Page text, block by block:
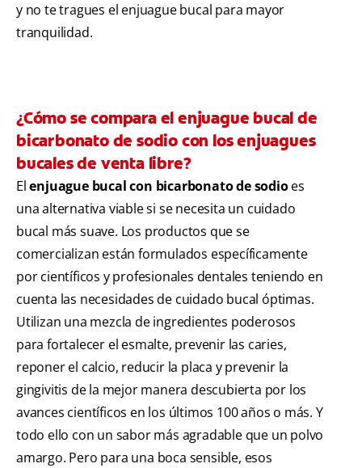
y no te tragues el enjuague bucal para mayor
tranquilidad.
¿Cómo se compara el enjuague bucal de
bicarbonato de sodio con los enjuagues
bucales de venta libre?
Elenjuague bucal con bicarbonato de sodioes
una alternativa viable si se necesita un cuidado
bucal más suave. Los productos que se
comercializan están formulados específicamente
por científicos y profesionales dentales teniendo en
cuenta las necesidades de cuidado bucal óptimas.
Utilizan una mezcla de ingredientes poderosos
para fortalecer el esmalte, prevenir las caries,
reponer el calcio, reducir la placa y prevenir la
gingivitis de la mejor manera descubierta por los
avances científicos en los últimos 100 años o más. Y
todo ello con un sabor más agradable que un polvo
amargo. Pero para una boca sensible, esos